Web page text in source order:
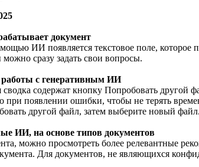
документ
ИИ появляется текстовое поле, которое
сразу задать свои вопросы.
работы с генеративным ИИ
содержат кнопку Попробовать
при появлении ошибки, чтобы не терять
другой файл, затем выберите новый
ИИ, на основе типов документов
можно просмотреть более релевантные
Для документов, не являющихся